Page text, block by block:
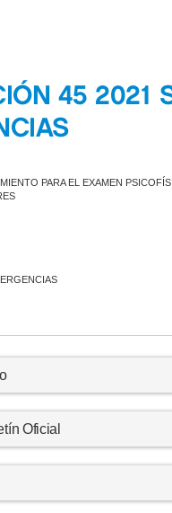
45 2021
PARA EL EXAMEN
Oficial